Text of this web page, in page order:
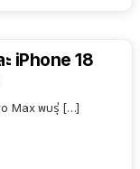
iPhone 18
Max พบรุ่ […]